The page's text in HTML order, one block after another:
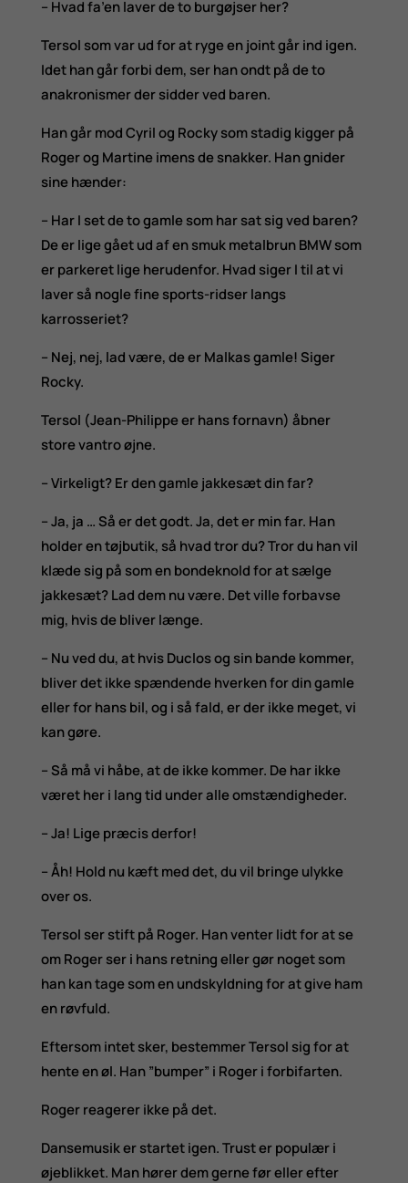
– Hvad fa’en laver de to burgøjser her?
Tersol som var ud for at ryge en joint går ind igen.
Idet han går forbi dem, ser han ondt på de to
anakronismer der sidder ved baren.
Han går mod Cyril og Rocky som stadig kigger på
Roger og Martine imens de snakker. Han gnider
sine hænder:
– Har I set de to gamle som har sat sig ved baren?
De er lige gået ud af en smuk metalbrun BMW som
er parkeret lige herudenfor. Hvad siger I til at vi
laver så nogle fine sports-ridser langs
karrosseriet?
– Nej, nej, lad være, de er Malkas gamle! Siger
Rocky.
Tersol (Jean-Philippe er hans fornavn) åbner
store vantro øjne.
– Virkeligt? Er den gamle jakkesæt din far?
– Ja, ja … Så er det godt. Ja, det er min far. Han
holder en tøjbutik, så hvad tror du? Tror du han vil
klæde sig på som en bondeknold for at sælge
jakkesæt? Lad dem nu være. Det ville forbavse
mig, hvis de bliver længe.
– Nu ved du, at hvis Duclos og sin bande kommer,
bliver det ikke spændende hverken for din gamle
eller for hans bil, og i så fald, er der ikke meget, vi
kan gøre.
– Så må vi håbe, at de ikke kommer. De har ikke
været her i lang tid under alle omstændigheder.
– Ja! Lige præcis derfor!
– Åh! Hold nu kæft med det, du vil bringe ulykke
over os.
Tersol ser stift på Roger. Han venter lidt for at se
om Roger ser i hans retning eller gør noget som
han kan tage som en undskyldning for at give ham
en røvfuld.
Eftersom intet sker, bestemmer Tersol sig for at
hente en øl. Han ”bumper” i Roger i forbifarten.
Roger reagerer ikke på det.
Dansemusik er startet igen. Trust er populær i
øjeblikket. Man hører dem gerne før eller efter